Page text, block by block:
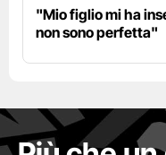
"Mio figlio mi ha
non sono perfetta"